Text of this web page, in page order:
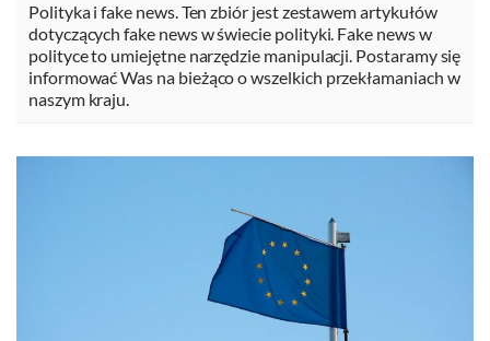
Polityka i fake news. Ten zbiór jest zestawem artykułów
dotyczących fake news w świecie polityki. Fake news w
polityce to umiejętne narzędzie manipulacji. Postaramy się
informować Was na bieżąco o wszelkich przekłamaniach w
naszym kraju.